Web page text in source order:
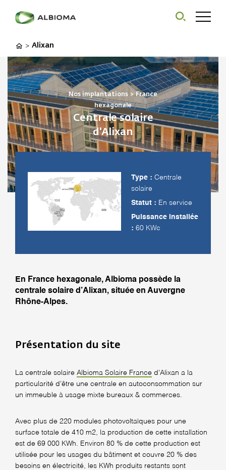
> Alixan
Nos implantations > France
hexagonale
Centrale solaire
d'Alixan
Type : Centrale
solaire
Statut : En service
Puissance installée
: 60 KWc
En France hexagonale, Albioma possède la
centrale solaire d’Alixan, située en Auvergne
Rhône-Alpes.
Présentation du site
La centrale solaire Albioma Solaire France d’Alixan a la
particularité d’être une centrale en autoconsommation sur
un immeuble à usage mixte bureaux & commerces.
Avec plus de 220 modules photovoltaïques pour une
surface totale de 410 m2, la production de cette installation
est de 69 000 KWh. Environ 80 % de cette production est
utilisée pour les usages du bâtiment et couvre 20 % des
besoins en électricité, les KWh produits restants sont